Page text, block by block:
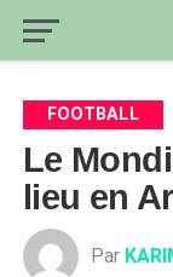
FOOTBALL
Le
lieu en
Par